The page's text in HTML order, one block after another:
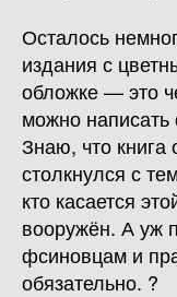
Осталось
издания с
обложке — это
можно
Знаю, что книга
столкнулся с
кто касается
вооружён. А уж
фсиновцам и
обязательно. ?